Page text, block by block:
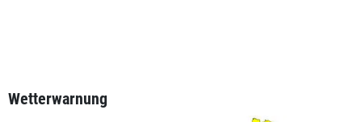
Wetterwarnung